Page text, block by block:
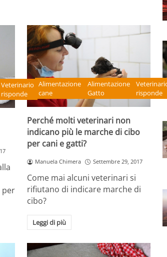
Veterinario
risponde
per
Alimentazione
cane
Alimentazione
Gatto
risponde
Perché molti veterinari non
indicano più le marche di cibo
per cani e gatti?
Manuela Chimera Settembre 29, 2017
Come mai alcuni veterinari si
rifiutano di indicare marche di
cibo?
Leggi di più